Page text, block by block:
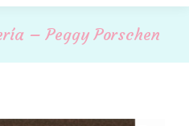
– Peggy Porschen